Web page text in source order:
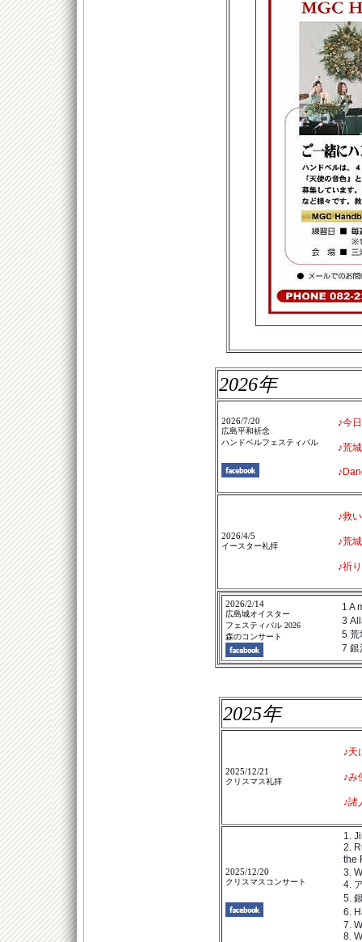
2026年
2026/7/20
広島平和祈念
ハンドベルフェスティバル
♪今
♪荒
2026/4/5
イースター礼拝
♪救
♪荒
♪祈
2026/2/14
広島城オイスター
フェスティバル 2026
森のコンサート
1 A
3
5
7 銀
2025年
2025/12/21
クリスマス礼拝
♪天
♪み
♪諸
2025/12/20
クリスマスコンサート
1.
2.
the
3.
4.
5.
6.
7.
8.